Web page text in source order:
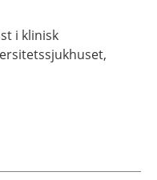
i klinisk